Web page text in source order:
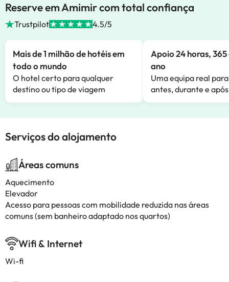
Reserve em Amimir com total confiança
Trustpilot 4.5/5
Mais de 1 milhão de hotéis em
todo o mundo
O hotel certo para qualquer
destino ou tipo de viagem
Apoio 24 horas,
ano
Uma equipa real
antes, durante e
Serviços do alojamento
Áreas comuns
Aquecimento
Elevador
Acesso para pessoas com mobilidade reduzida nas áreas
comuns (sem banheiro adaptado nos quartos)
Wifi & Internet
Wi-fi